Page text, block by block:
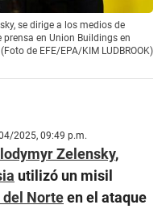
se dirige a los medios de
en Union Buildings en
de EFE/EPA/KIM LUDBROOK)
2025, 09:49 p.m.
Zelensky,
utilizó un misil
del Norteen el ataque